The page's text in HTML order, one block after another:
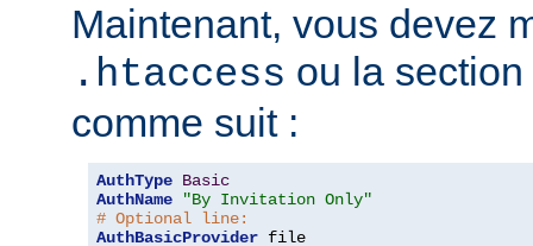
Maintenant, vous devez
.htaccess ou la section
comme suit :
AuthType Basic
AuthName
"By Invitation Only"
# Optional line:
AuthBasicProvider